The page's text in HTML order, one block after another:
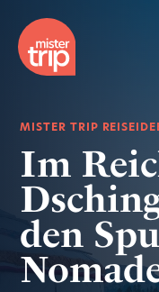
MISTER TRIP
Im
den